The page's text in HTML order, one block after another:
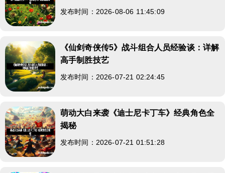
发布时间：2026-08-06 11:45:09
《仙剑奇侠传5》战斗组合人员经验谈：详解
高手制胜技艺
发布时间：2026-07-21 02:24:45
萌动大白来袭《迪士尼卡丁车》经典角色全
揭秘
发布时间：2026-07-21 01:51:28